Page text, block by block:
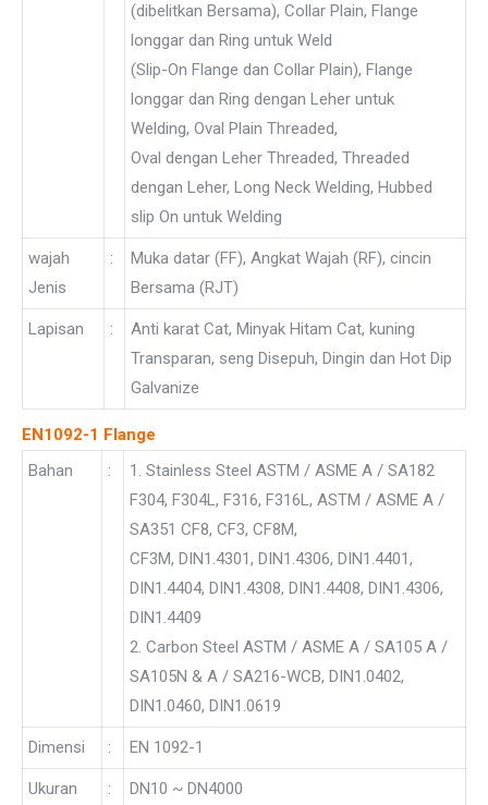
(dibelitkan Bersama), Collar Plain, Flange
longgar dan Ring untuk Weld
(Slip-On Flange dan Collar Plain), Flange
longgar dan Ring dengan Leher untuk
Welding, Oval Plain Threaded,
Oval dengan Leher Threaded, Threaded
dengan Leher, Long Neck Welding, Hubbed
slip On untuk Welding
wajah
Jenis
:
Muka datar (FF), Angkat Wajah (RF), cincin
Bersama (RJT)
Lapisan :
Anti karat Cat, Minyak Hitam Cat, kuning
Transparan, seng Disepuh, Dingin dan Hot Dip
Galvanize
EN1092-1 Flange
Bahan
:
1. Stainless Steel ASTM / ASME A / SA182
F304, F304L, F316, F316L, ASTM / ASME A /
SA351 CF8, CF3, CF8M,
CF3M, DIN1.4301, DIN1.4306, DIN1.4401,
DIN1.4404, DIN1.4308, DIN1.4408, DIN1.4306,
DIN1.4409
2. Carbon Steel ASTM / ASME A / SA105 A /
SA105N & A / SA216-WCB, DIN1.0402,
DIN1.0460, DIN1.0619
Dimensi : EN 1092-1
Ukuran : DN10 ~ DN4000